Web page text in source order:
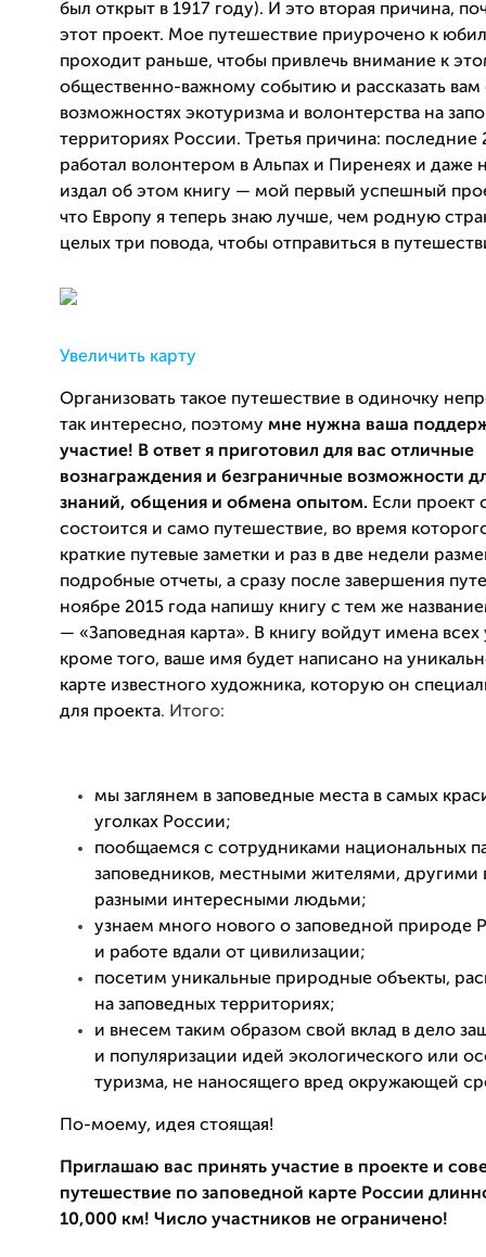
был открыт в 1917 году). И это вторая причина,
этот проект. Мое путешествие приурочено к
проходит раньше, чтобы привлечь внимание к
общественно-важному событию и рассказать вам
возможностях экотуризма и волонтерства на
территориях России. Т ретья причина: последние
работал волонтером в Альпах и Пиренеях и даже
издал об этом книгу — мой первый успешный
что Европу я теперь знаю лучше, чем родную
целых три повода, чтобы отправиться в п
Увеличить карту
Организовать такое путешествие в одиночку
так интересно, поэтому мне нужна ваша
участие! В ответ я приготовил для вас отличные
вознаграждения и безграничные возможности
знаний, общения и обмена опытом. Если проект
состоится и само путешествие, во время
краткие путевые заметки и раз в две недели
подробные отчеты, а сразу после завершения
ноябре 2015 года напишу книгу с тем же
— «Заповедная карта». В книгу войдут имена всех
кроме того, ваше имя будет написано на
карте известного художника, которую он
для проекта. Итого:
мы заглянем в заповедные места в самых
уголках России;
пообщаемся с сотрудниками национальных
заповедников, местными жителями, другими
разными интересными людьми;
узнаем много нового о заповедной природе
и работе вдали от цивилизации;
посетим уникальные природные объекты,
на заповедных территориях;
и внесем таким образом свой вклад в дело
и популяризации идей экологического или
туризма, не наносящего вред окружающей ср
По-моему, идея стоящая!
Приглашаю вас принять участие в проекте и
путешествие по заповедной карте России
10,000 км! Число участников не ограничено!